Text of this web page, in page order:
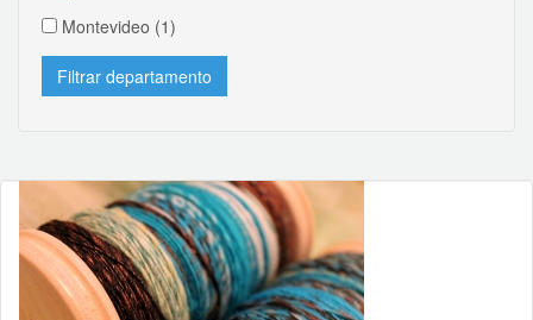
Montevideo (1)